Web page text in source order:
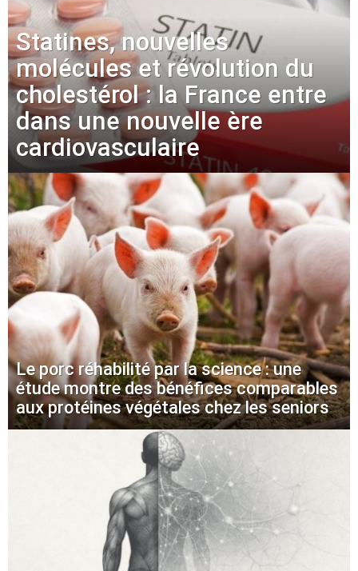
Statines, nouvelles
molécules et révolution du
cholestérol : la France entre
dans une nouvelle ère
cardiovasculaire
Le porc réhabilité par la science : une
étude montre des bénéfices comparables
aux protéines végétales chez les seniors